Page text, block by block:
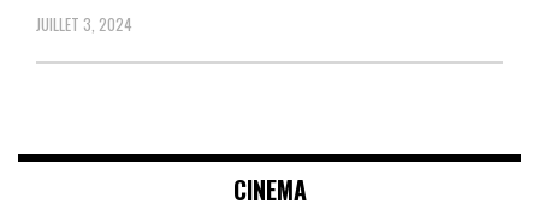
JUILLET 3, 2024
CINEMA